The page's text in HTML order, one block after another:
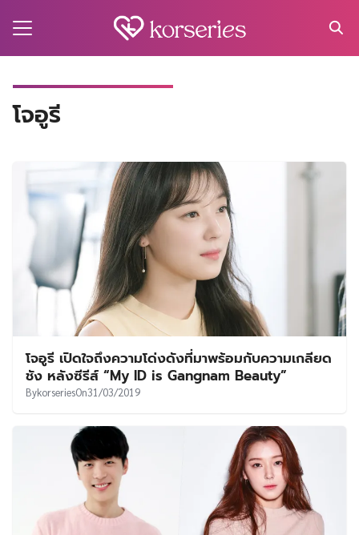
โจอูรี
โจอูรี เปิดใจถึงความโด่งดังที่มาพร้อมกับความเกลียด
ชัง หลังซีรีส์ “My ID is Gangnam Beauty”
BykorseriesOn31/03/2019